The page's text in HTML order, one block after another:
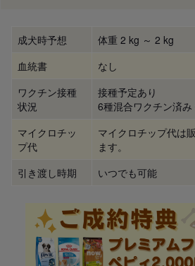
成犬時予想
体重 2 kg ～ 2 kg
血統書
なし
ワクチン接種
状況
接種予定あり
6種混合ワクチン済み
マイクロチッ
プ代
マイクロチップ代は
ます。
引き渡し時期
いつでも可能